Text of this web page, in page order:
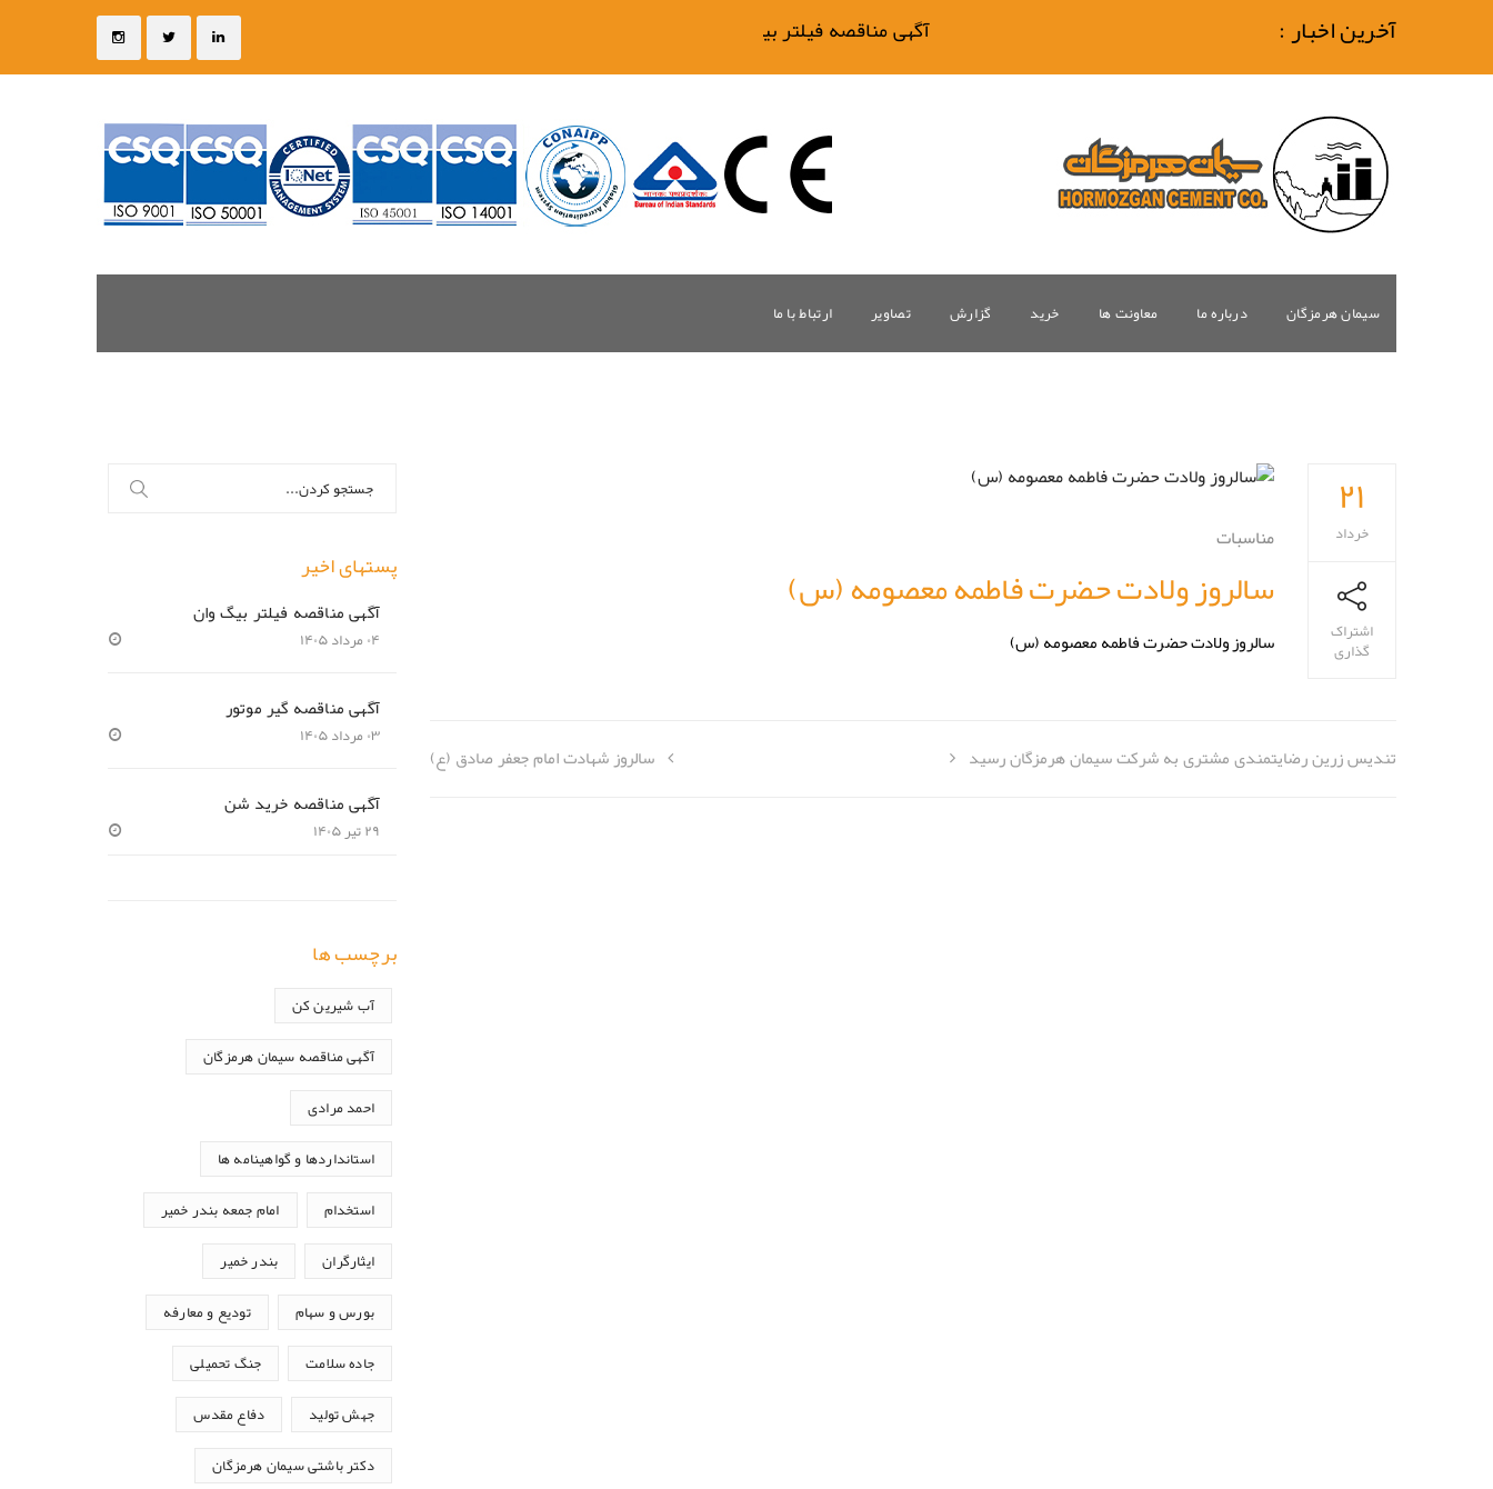
آخرین اخبار : آگهی مناقصه فیلتر بیگ وان
ارتباط با ما تصاویر گزارش خرید معاونت ها درباره ما سیمان هرمزگان
۲۱
خرداد
اشتراک
گذاری
مناسبات
سالروز ولادت حضرت فاطمه معصومه (س)
سالروز ولادت حضرت فاطمه معصومه (س)
سالروز شهادت امام جعفر صادق (ع) تندیس زرین رضایتمندی مشتری به شرکت سیمان هرمزگان رسید
برای:
پستهای اخیر
آگهی مناقصه فیلتر بیگ وان
۰۴ مرداد ۱۴۰۵
آگهی مناقصه گیر موتور
۰۳ مرداد ۱۴۰۵
آگهی مناقصه خرید شن
۲۹ تیر ۱۴۰۵
برچسب ها
آب شیرین کن
آگهی مناقصه سیمان هرمزگان
احمد مرادی
استانداردها و گواهینامه ها
استخدام امام جمعه بندر خمیر
ایثارگران بندر خمیر
بورس و سهام تودیع و معارفه
جاده سلامت جنگ تحمیلی
جهش تولید دفاع مقدس
دکتر باشتی سیمان هرمزگان